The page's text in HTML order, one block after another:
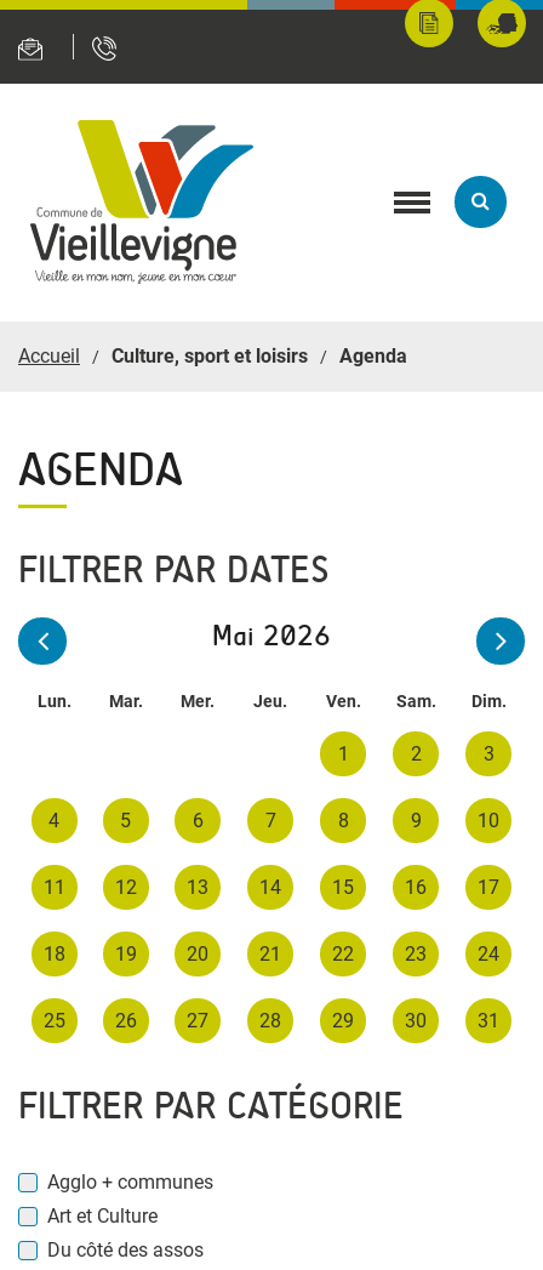
Mes
démarches
Toggle
Accueil Culture, sport et loisirs Agenda
AGENDA
FILTRER PAR DATES
Mai 2026
Lun. Mar. Mer. Jeu. Ven. Sam. Dim.
1 2 3
4 5 6 7 8 9 10
11 12 13 14 15 16 17
18 19 20 21 22 23 24
25 26 27 28 29 30 31
FILTRER PAR CATÉGORIE
Agglo + communes
Art et Culture
Du côté des assos
Panneau de gestion des cookies